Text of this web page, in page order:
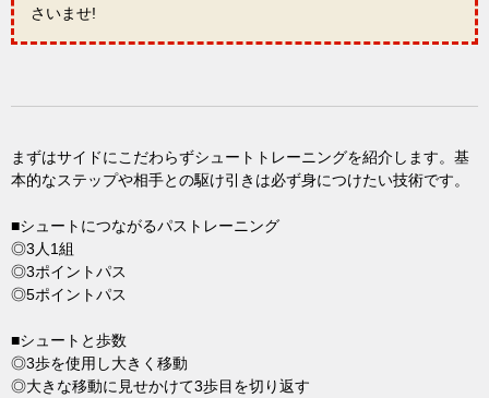
さいませ!
まずはサイドにこだわらずシュートトレーニングを紹介します。基
本的なステップや相手との駆け引きは必ず身につけたい技術です。
■シュートにつながるパストレーニング
◎3人1組
◎3ポイントパス
◎5ポイントパス
■シュートと歩数
◎3歩を使用し大きく移動
◎大きな移動に見せかけて3歩目を切り返す